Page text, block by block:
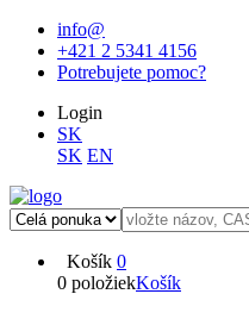
info@
+421 2 5341 4156
Potrebujete pomoc?
Login
SK
SK EN
Košík 0
0 položiekKošík